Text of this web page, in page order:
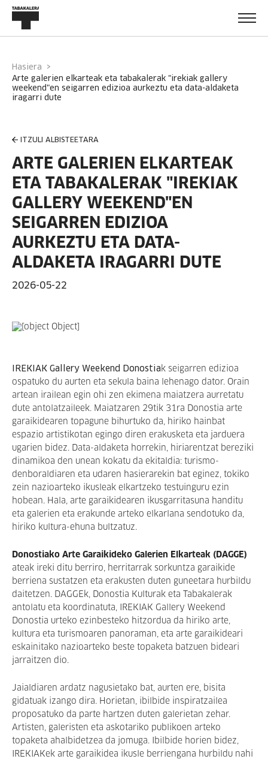
Hasiera
arte galerien elkarteak eta tabakalerak "irekiak gallery
weekend"en seigarren edizioa aurkeztu eta data-aldaketa
iragarri dute
ITZULI ALBISTEETARA
ARTE GALERIEN ELKARTEAK
ETA TABAKALERAK "IREKIAK
GALLERY WEEKEND"EN
SEIGARREN EDIZIOA
AURKEZTU ETA DATA-
ALDAKETA IRAGARRI DUTE
2026-05-22
IREKIAK Gallery Weekend Donostia k seigarren edizioa
ospatuko du aurten eta sekula baina lehenago dator. Orain
artean irailean egin ohi zen ekimena maiatzera aurretatu
dute antolatzaileek. Maiatzaren 29tik 31ra Donostia arte
garaikidearen topagune bihurtuko da, hiriko hainbat
espazio artistikotan egingo diren erakusketa eta jarduera
ugarien bidez. Data-aldaketa horrekin, hiriarentzat bereziki
dinamikoa den unean kokatu da ekitaldia: turismo-
denboraldiaren eta udaren hasierarekin bat eginez, tokiko
zein nazioarteko ikusleak elkartzeko testuinguru ezin
hobean. Hala, arte garaikidearen ikusgarritasuna handitu
eta galerien eta erakunde arteko elkarlana sendotuko da,
hiriko kultura-ehuna bultzatuz.
Donostiako Arte Garaikideko Galerien Elkarteak (DAGGE)
ateak ireki ditu berriro, herritarrak sorkuntza garaikide
berriena sustatzen eta erakusten duten guneetara hurbildu
daitetzen. DAGGEk, Donostia Kulturak eta Tabakalerak
antolatu eta koordinatuta, IREKIAK Gallery Weekend
Donostia urteko ezinbesteko hitzordua da hiriko arte,
kultura eta turismoaren panoraman, eta arte garaikideari
eskainitako nazioarteko beste topaketa batzuen bideari
jarraitzen dio.
Jaialdiaren ardatz nagusietako bat, aurten ere, bisita
gidatuak izango dira. Horietan, ibilbide inspiratzailea
proposatuko da parte hartzen duten galerietan zehar.
Artisten, galeristen eta askotariko publikoen arteko
topaketa ahalbidetzea da jomuga. Ibilbide horien bidez,
IREKIAKek arte garaikidea ikusle berriengana hurbildu nahi